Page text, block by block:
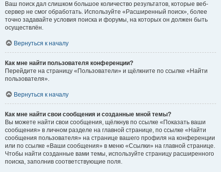
Ваш поиск дал слишком большое количество результатов, которые веб-
сервер не смог обработать. Используйте «Расширенный поиск», более
точно задавайте условия поиска и форумы, на которых он должен быть
осуществлён.
Вернуться к началу
Как мне найти пользователя конференции?
Перейдите на страницу «Пользователи» и щёлкните по ссылке «Найти
пользователя».
Вернуться к началу
Как мне найти свои сообщения и созданные мной темы?
Вы можете найти свои сообщения, щёлкнув по ссылке «Показать ваши
сообщения» в личном разделе на главной странице, по ссылке «Найти
сообщения пользователя» на странице вашего профиля на конференции
или по ссылке «Ваши сообщения» в меню «Ссылки» на главной странице.
Чтобы найти созданные вами темы, используйте страницу расширенного
поиска, заполнив соответствующие поля.